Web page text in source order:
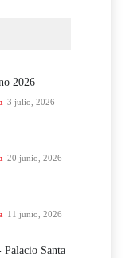
2026
3 julio, 2026
20 junio, 2026
11 junio, 2026
Santa